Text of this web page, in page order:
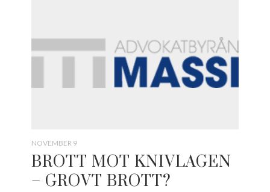
NOVEMBER 9
BROTT MOT KNIVLAGEN
– GROVT BROTT?